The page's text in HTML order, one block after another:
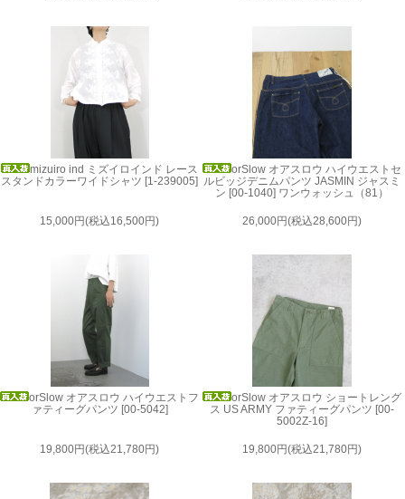
mizuiro ind ミズイロインド レース
スタンドカラーワイドシャツ [1-239005]
15,000円(税込16,500円)
orSlow オアスロウ ハイウエストセ
ルビッジデニムパンツ JASMIN ジャスミ
ン [00-1040] ワンウォッシュ（81）
26,000円(税込28,600円)
orSlow オアスロウ ハイウエストフ
ァティーグパンツ [00-5042]
19,800円(税込21,780円)
orSlow オアスロウ ショートレング
ス US ARMY ファティーグパンツ [00-
5002Z-16]
19,800円(税込21,780円)